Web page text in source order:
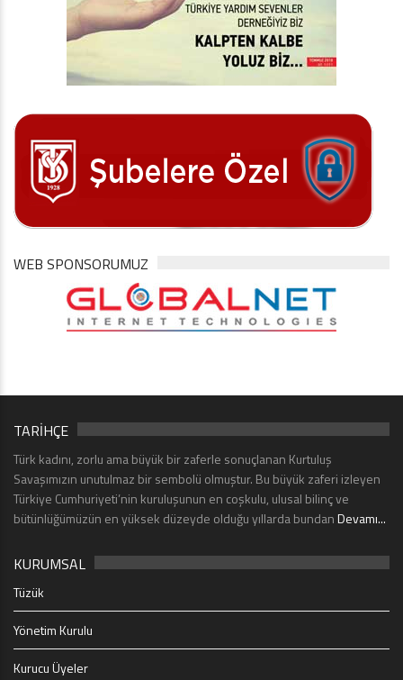
WEB SPONSORUMUZ
TARİHÇE
Türk kadını, zorlu ama büyük bir zaferle sonuçlanan Kurtuluş
Savaşımızın unutulmaz bir sembolü olmuştur. Bu büyük zaferi izleyen
Türkiye Cumhuriyeti’nin kuruluşunun en coşkulu, ulusal bilinç ve
bütünlüğümüzün en yüksek düzeyde olduğu yıllarda bundanDevamı...
KURUMSAL
Tüzük
Yönetim Kurulu
Kurucu Üyeler